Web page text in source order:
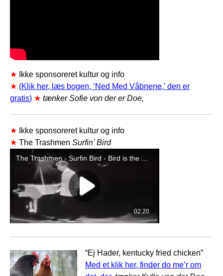
★
Ikke sponsoreret kultur og info
★ (Klik her, læs bogen, ‘Ned Med Våbnene,’ den er
gratis) ★ tænker Sofie von der er Doe,
★
Ikke sponsoreret kultur og info
★ The Trashmen Surfin’ Bird
“Ej Hader, kentucky fried chicken”
Med et klik her, finder do me’r om